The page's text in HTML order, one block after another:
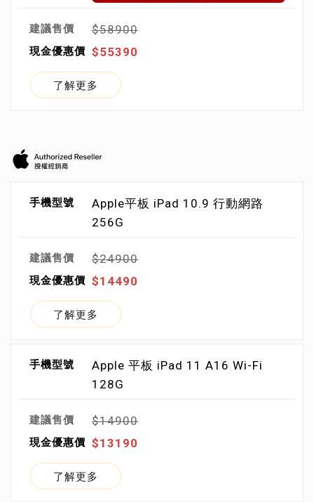
$58900
$55390
了解更多
Apple平板 iPad 10.9 行動網路
256G
$24900
$14490
了解更多
Apple 平板 iPad 11 A16 Wi-Fi
128G
$14900
$13190
了解更多